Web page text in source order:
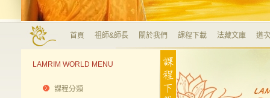
首頁 祖師&師長 關於我們 課程下載 法藏文庫 道
LAMRIM WORLD MENU
課程分類